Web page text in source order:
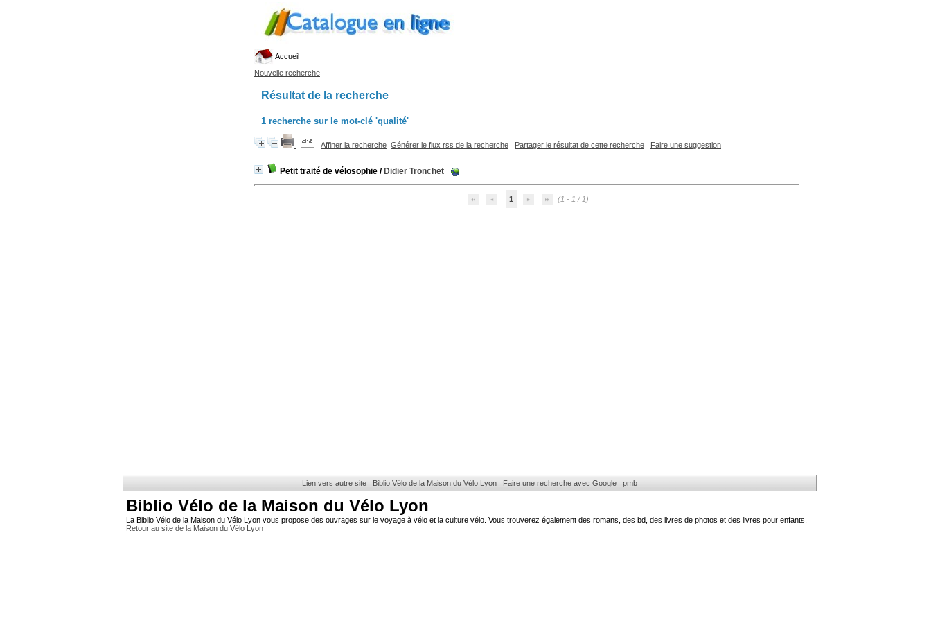
Accueil
Nouvelle recherche
Résultat de la recherche
1 recherche sur le mot-clé 'qualité'
Affiner la recherche Générer le flux rss de la recherche Partager le résultat de cette recherche Faire une suggestion
Petit traité de vélosophie / Didier Tronchet
1 (1 - 1 / 1)
Lien vers autre site Biblio Vélo de la Maison du Vélo Lyon Faire une recherche avec Google pmb
Biblio Vélo de la Maison du Vélo Lyon
La Biblio Vélo de la Maison du Vélo Lyon vous propose des ouvrages sur le voyage à vélo et la culture vélo. Vous trouverez également des romans, des bd, des livres de photos et des livres pour enfants.
Retour au site de la Maison du Vélo Lyon